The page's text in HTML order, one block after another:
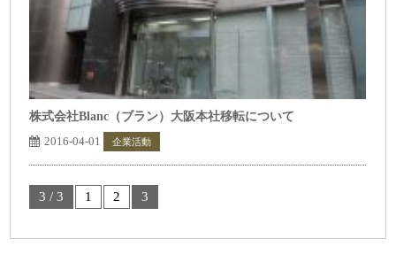
株式会社Blanc（ブラン）大阪本社移転について
2016-04-01
企業活動
3 / 3 1 2 3